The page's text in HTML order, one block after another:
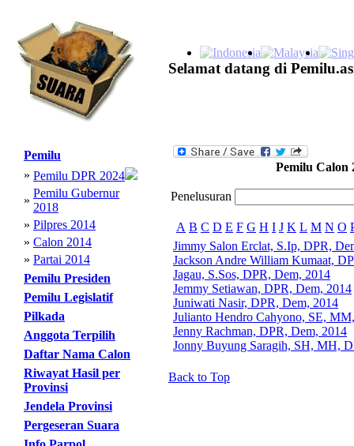
Selamat datang di
Pemilu
» Pemilu DPR 2024
»
Pemilu Gubernur
2018
» Pilpres 2014
» Calon 2014
» Partai 2014
Pemilu Presiden
Pemilu Legislatif
Pilkada
Anggota Terpilih
Daftar Nama Calon
Riwayat Hasil per
Provinsi
Jendela Provinsi
Pergeseran Suara
Pemilu Calon
Penelusuran
A B C D E F G H I J K L M N O
Jimmy Salon Erclat, S.Ip, DPR,
Jackson Andre William Kumaat,
Jagau, S.Sos, DPR, Dem, 2014
Jemmy Setiawan, DPR, Dem, 2014
Juniwati Nasir, DPR, Dem, 2014
Julianto Hendro Cahyono, SE,
Jenny Rachman, DPR, Dem, 2014
Jonny Buyung Saragih, SH, MH,
Back to Top